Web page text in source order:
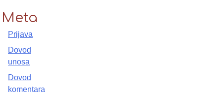
Meta
Prijava
Dovod
unosa
Dovod
komentara